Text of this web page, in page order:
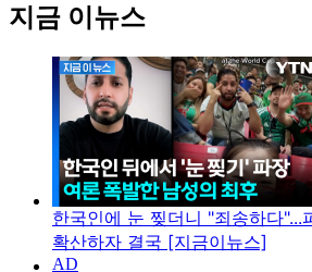
지금 이뉴스
한국인에 눈 찢더니 "죄송하다"...
확산하자 결국 [지금이뉴스]